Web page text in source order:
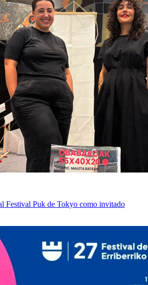
Festival Puk de Tokyo como invitado